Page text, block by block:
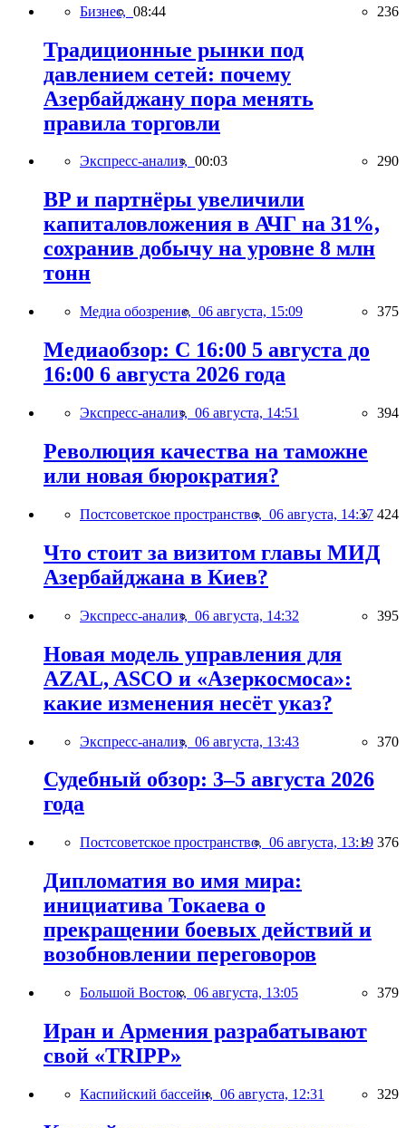
Бизнес, 08:44 236
Традиционные рынки под
давлением сетей: почему
Азербайджану пора менять
правила торговли
Экспресс-анализ, 00:03 290
BP и партнёры увеличили
капиталовложения в АЧГ на 31%,
сохранив добычу на уровне 8 млн
тонн
Медиа обозрение, 06 августа, 15:09 375
Медиаобзор: С 16:00 5 августа до
16:00 6 августа 2026 года
Экспресс-анализ, 06 августа, 14:51 394
Революция качества на таможне
или новая бюрократия?
Постсоветское пространство, 06 августа, 14:37 424
Что стоит за визитом главы МИД
Азербайджана в Киев?
Экспресс-анализ, 06 августа, 14:32 395
Новая модель управления для
AZAL, ASCO и «Азеркосмоса»:
какие изменения несёт указ?
Экспресс-анализ, 06 августа, 13:43 370
Судебный обзор: 3–5 августа 2026
года
Постсоветское пространство, 06 августа, 13:19 376
Дипломатия во имя мира:
инициатива Токаева о
прекращении боевых действий и
возобновлении переговоров
Большой Восток, 06 августа, 13:05 379
Иран и Армения разрабатывают
свой «TRIPP»
Каспийский бассейн, 06 августа, 12:31 329